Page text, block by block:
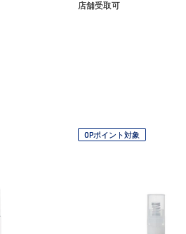
店舗受取可
OPポイント対象